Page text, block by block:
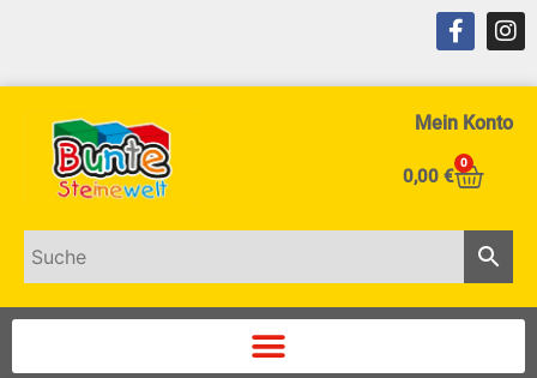
Mein Konto
0,00 €
0